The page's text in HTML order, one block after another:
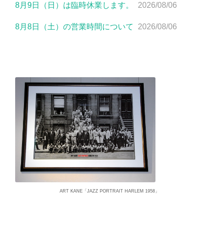
8月9日（日）は臨時休業します。 2026/08/06
8月8日（土）の営業時間について 2026/08/06
ART KANE「JAZZ PORTRAIT HARLEM 1958」